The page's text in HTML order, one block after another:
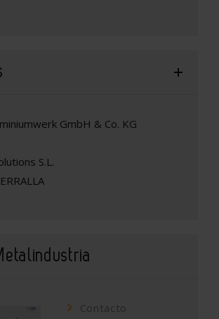
GmbH & Co. KG
S.L.
Contacto